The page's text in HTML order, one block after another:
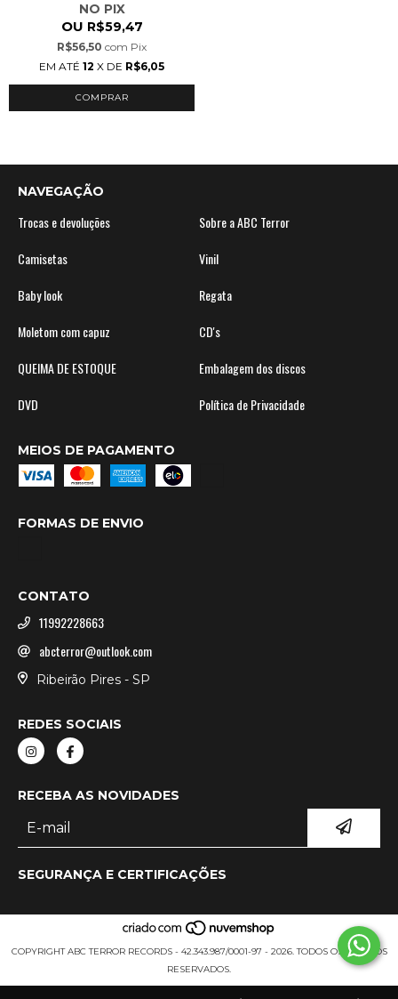
NO PIX
OU R$59,47
R$56,50 com Pix
EM ATÉ 12 X DE R$6,05
COMPRAR
NAVEGAÇÃO
Trocas e devoluções
Sobre a ABC Terror
Camisetas
Vinil
Baby look
Regata
Moletom com capuz
CD's
QUEIMA DE ESTOQUE
Embalagem dos discos
DVD
Política de Privacidade
MEIOS DE PAGAMENTO
FORMAS DE ENVIO
CONTATO
11992228663
abcterror@outlook.com
Ribeirão Pires - SP
REDES SOCIAIS
RECEBA AS NOVIDADES
SEGURANÇA E CERTIFICAÇÕES
COPYRIGHT ABC TERROR RECORDS - 42.343.987/0001-97 - 2026. TODOS OS DIREITOS
RESERVADOS.